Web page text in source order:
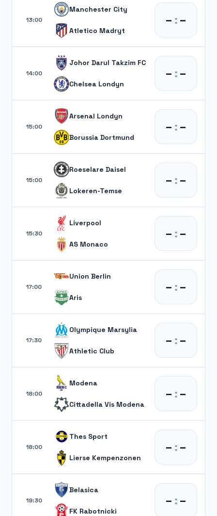
13:00
Manchester City
Atletico Madryt
– :–
14:00
Johor Darul Takzim FC
Chelsea Londyn
– :–
15:00
Arsenal Londyn
Borussia Dortmund
– :–
15:00
Roeselare Daisel
Lokeren-Temse
– :–
15:30
Liverpool
AS Monaco
– :–
17:00
Union Berlin
Aris
– :–
17:30
Olympique Marsylia
Athletic Club
– :–
18:00
Modena
Cittadella Vis Modena
– :–
18:00
Thes Sport
Lierse Kempenzonen
– :–
19:30
Belasica
FK Rabotnicki
– :–